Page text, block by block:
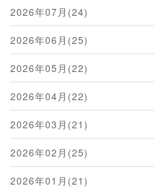
2026年07月(24)
2026年06月(25)
2026年05月(22)
2026年04月(22)
2026年03月(21)
2026年02月(25)
2026年01月(21)